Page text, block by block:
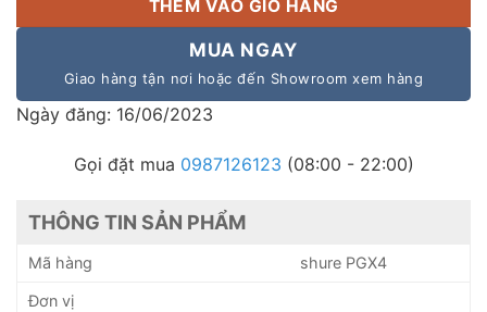
THÊM VÀO GIỎ HÀNG
MUA NGAY
Giao hàng tận nơi hoặc đến Showroom xem hàng
Ngày đăng: 16/06/2023
Gọi đặt mua 0987126123 (08:00 - 22:00)
THÔNG TIN SẢN PHẨM
Mã hàng shure PGX4
Đơn vị